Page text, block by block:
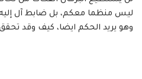
ليس منظما معكم، بل ضابط آل
وهو يريد الحكم ايضا، كيف وقد تحقق